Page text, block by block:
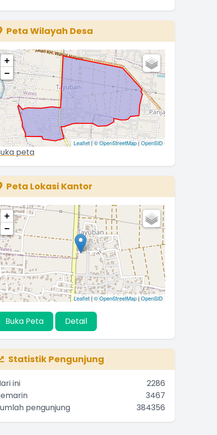
Peta Wilayah Desa
+
−
Leaflet|© OpenStreetMap | OpenSID
peta
Peta Lokasi Kantor
+
−
Leaflet | © OpenStreetMap | OpenSID
Buka Peta Detail
Statistik Pengunjung
ini
2286
3467
pengunjung
384356